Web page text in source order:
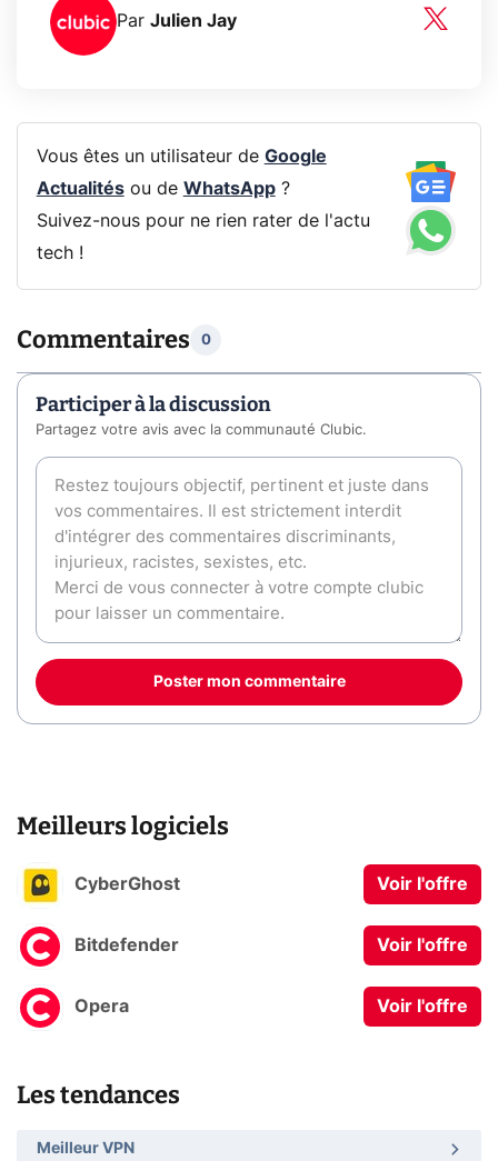
Par Julien Jay
Vous êtes un utilisateur de Google
Actualitésou de WhatsApp?
Suivez-nous pour ne rien rater de l'actu
tech !
Commentaires 0
Participer à la discussion
Partagez votre avis avec la communauté Clubic.
Poster mon commentaire
Meilleurs logiciels
CyberGhost Voir l'offre
Bitdefender Voir l'offre
Opera Voir l'offre
Les tendances
Meilleur VPN